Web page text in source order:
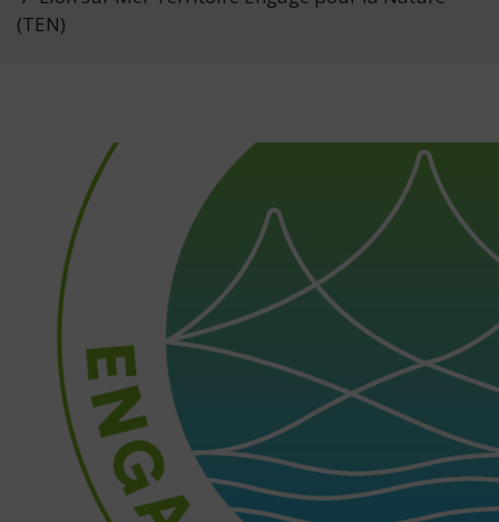
(TEN)